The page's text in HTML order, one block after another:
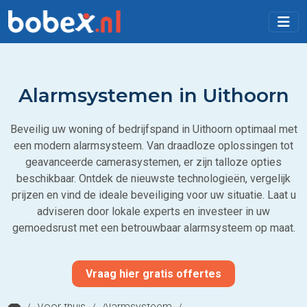
Alarmsystemen in Uithoorn
Beveilig uw woning of bedrijfspand in Uithoorn optimaal met
een modern alarmsysteem. Van draadloze oplossingen tot
geavanceerde camerasystemen, er zijn talloze opties
beschikbaar. Ontdek de nieuwste technologieën, vergelijk
prijzen en vind de ideale beveiliging voor uw situatie. Laat u
adviseren door lokale experts en investeer in uw
gemoedsrust met een betrouwbaar alarmsysteem op maat.
Vraag hier gratis offertes